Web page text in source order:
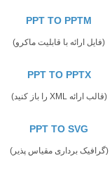
PPT TO PPTM
(فایل ارائه با قابلیت ماکرو)
PPT TO PPTX
(قالب ارائه XML را باز کنید)
PPT TO SVG
(گرافیک برداری مقیاس پذیر)